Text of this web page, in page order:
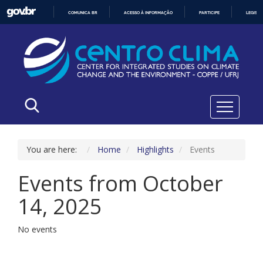
O
CONTEÚDO
COMUNICA BR ACESSO À INFORMAÇÃO PARTICIPE
You are here: Home Highlights Events
Events from October
14, 2025
No events